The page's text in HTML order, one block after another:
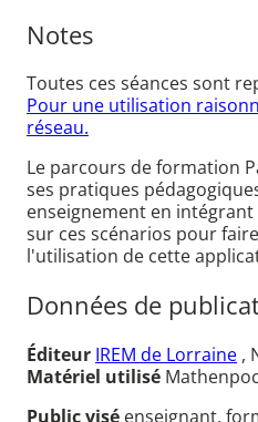
Notes
Toutes ces séances sont
Pour une utilisation
réseau.
Le parcours de formation
ses pratiques
enseignement en
sur ces scénarios pour
l'utilisation de cette
Données de
Éditeur IREM de Lorraine ,
Matériel utilisé
Public visé enseignant,